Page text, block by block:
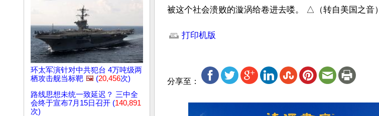
环太军演针对中共犯台 4万吨级两
栖攻击舰当标靶 🖼️ (20,456次)
路线思想未统一致延迟？ 三中全
会终于宣布7月15日召开 (140,891
次)
被这个社会溃败的漩涡给卷进去喽。 △（转自美国之音）
打印机版
分享至：